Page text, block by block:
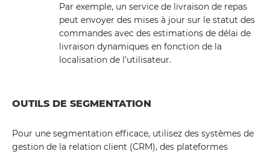
Par exemple, un service de livraison de repas
peut envoyer des mises à jour sur le statut des
commandes avec des estimations de délai de
livraison dynamiques en fonction de la
localisation de l’utilisateur.
OUTILS DE SEGMENTATION
Pour une segmentation efficace, utilisez des systèmes de
gestion de la relation client (CRM), des plateformes